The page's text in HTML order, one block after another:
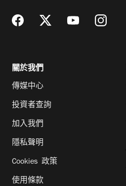
關於我們
傳媒中心
投資者查詢
加入我們
隱私聲明
Cookies 政策
使用條款